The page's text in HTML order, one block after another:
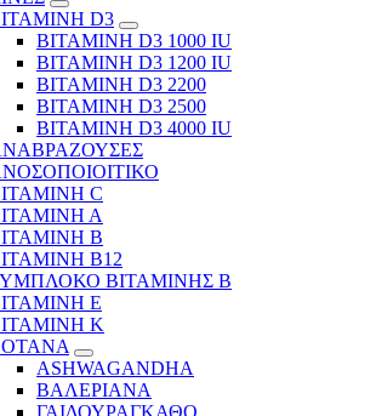
D3
ΒΙΤΑΜΙΝΗ D3 1000 IU
ΒΙΤΑΜΙΝΗ D3 1200 IU
ΒΙΤΑΜΙΝΗ D3 2200
ΒΙΤΑΜΙΝΗ D3 2500
BITAMINH D3 4000 IU
C
Α
Β
Β12
ΒΙΤΑΜΙΝΗΣ Β
Ε
Κ
ASHWAGANDHA
ΒΑΛΕΡΙΑΝΑ
ΓΑΙΔΟΥΡΑΓΚΑΘΟ